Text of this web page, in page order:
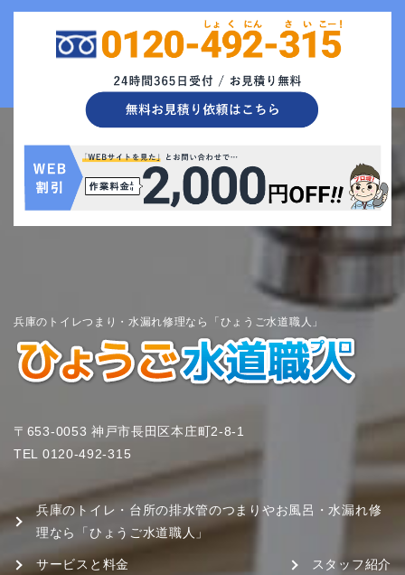
兵庫のトイレつまり・水漏れ修理なら「ひょうご水道職人」
〒653-0053 神戸市長田区本庄町2-8-1
TEL 0120-492-315
兵庫のトイレ・台所の排水管のつまりやお風呂・水漏れ修
理なら「ひょうご水道職人」
サービスと料金 スタッフ紹介